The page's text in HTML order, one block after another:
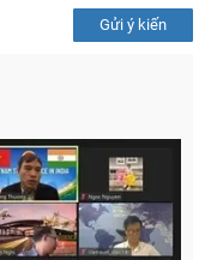
Gửi ý kiến